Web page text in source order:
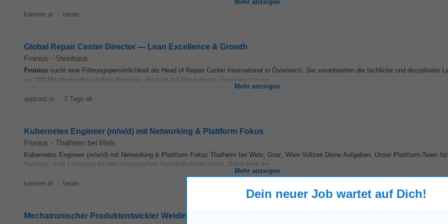
Mehr anzeigen
karriere.at - heute
Global Repair Center Director — Lean Excellence & Growth
Fronius - Steinhaus
Fronius sucht eine Führungspersönlichkeit als Head of Repair Center International in Österreich. Sie verantworten die fachliche und disziplinäre
ca. 100 Mitarbeitenden starken Bereichs, der sich auf Reparaturen, Serviceprozesse...
Mehr anzeigen
appcast.io - 3 Tage alt
Kubernetes Engineer (m/w/d) mit Networking & Plattform Fokus
Fronius - Thalheim bei Wels
Kubernetes Engineer (m/w/d) mit Networking & Plattform Fokus Thalheim bei Wels, Graz, Wien Vollzeit Deine Aufgaben: Unser Plattform-Team
Services stellt Lösungen für alle strategischen Geschäftsfelder bereit. Dabei liegt der...
Mehr anzeigen
karriere.at - heute
Mechatronischer Produktentwickler Welding (m/w/d)
Dein neuer Job wartet auf Dich!